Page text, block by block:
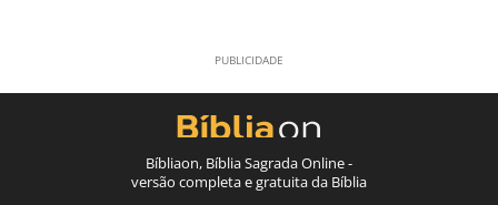
Bíbliaon, Bíblia Sagrada Online -
versão completa e gratuita da Bíblia